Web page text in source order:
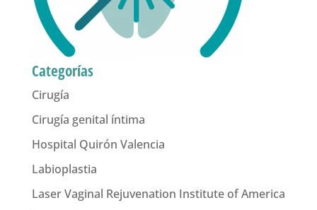
Categorías
Cirugía
Cirugía genital íntima
Hospital Quirón Valencia
Labioplastia
Laser Vaginal Rejuvenation Institute of America